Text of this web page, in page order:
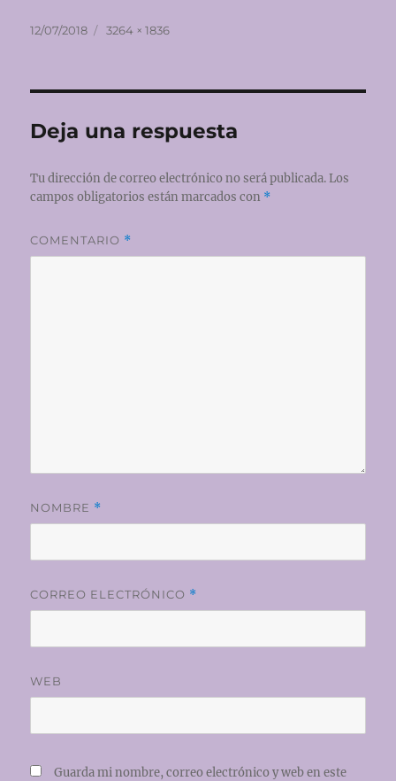
Publicado
12/07/2018
Tamaño
3264 × 1836
Deja una respuesta
Tu dirección de correo electrónico no será publicada. Los
campos obligatorios están marcados con *
COMENTARIO *
NOMBRE *
CORREO ELECTRÓNICO *
WEB
Guarda mi nombre, correo electrónico y web en este